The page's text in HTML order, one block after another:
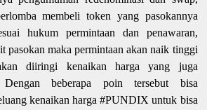
membeli token yang pasokannya
hukum permintaan dan penawaran,
pasokan maka permintaan akan naik tinggi
diiringi kenaikan harga yang juga
beberapa poin tersebut bisa
kenaikan harga #PUNDIX untuk bisa